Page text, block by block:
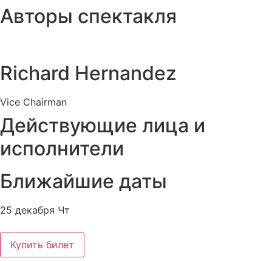
Авторы спектакля
Richard Hernandez
Vice Chairman
Действующие лица и
исполнители
Ближайшие даты
25 декабря Чт
Купить билет